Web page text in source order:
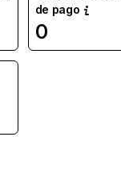
de pago
0